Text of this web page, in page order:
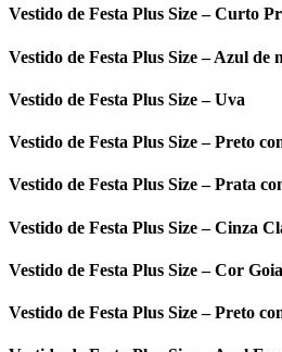
Vestido de Festa Plus Size – Curto
Vestido de Festa Plus Size – Azul de
Vestido de Festa Plus Size – Uva
Vestido de Festa Plus Size – Preto
Vestido de Festa Plus Size – Prata
Vestido de Festa Plus Size – Cinza
Vestido de Festa Plus Size – Cor
Vestido de Festa Plus Size – Preto